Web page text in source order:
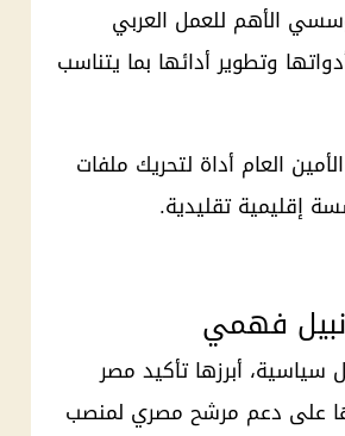
الأهم للعمل العربي
وتطوير أدائها بما يتناسب
العام أداة لتحريك ملفات
إقليمية تقليدية.
فهمي
أبرزها تأكيد مصر
على دعم مرشح مصري لمنصب